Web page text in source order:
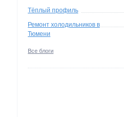
Тёплый профиль
Ремонт холодильников в
Тюмени
Все блоги